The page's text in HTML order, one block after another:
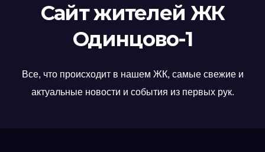
Сайт жителей ЖК
Одинцово-1
Все, что происходит в нашем ЖК, самые свежие и
актуальные новости и события из первых рук.